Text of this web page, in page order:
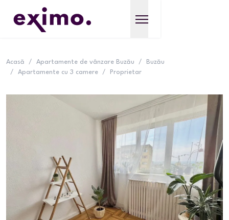
Acasă / Apartamente de vânzare Buzău /
Buzău
/
Apartamente cu 3 camere / Proprietar